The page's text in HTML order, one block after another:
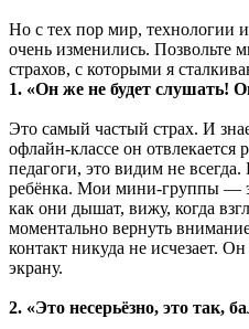
Но с тех пор мир, технологии
очень изменились. Позвольте
страхов, с которыми я
1. «Он же не будет слушать!
Это самый частый страх. И
офлайн-классе он
педагоги, это видим не
ребёнка. Мои мини-группы —
как они дышат, вижу, когда
моментально вернуть
контакт никуда не исчезает.
экрану.
2. «Это несерьёзно, это так,